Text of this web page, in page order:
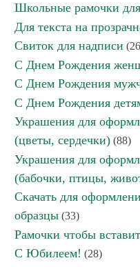
Школьные рамочки
Для текста на
Свиток для надписи
С Днем Рождения
С Днем Рождения
С Днем Рождения
Украшения для
(цветы, сердечки) (88)
Украшения для
(бабочки, птицы,
Скачать для
образцы (33)
Рамочки чтобы
С Юбилеем! (28)